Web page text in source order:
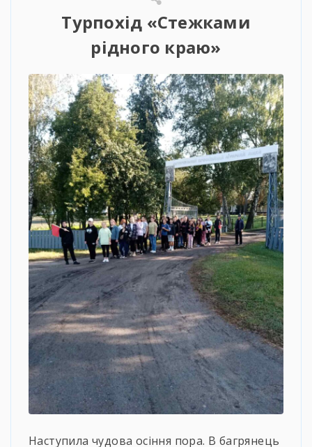
Турпохід «Стежками
рідного краю»
Наступила чудова осіння пора. В багрянець